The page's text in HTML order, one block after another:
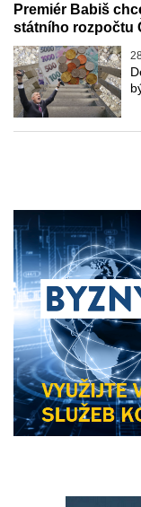
Premiér Babiš
státního rozpočtu